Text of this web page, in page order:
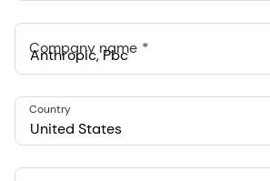
Company name
548 Market St Pmb 90375, San Francisco,
United States
Country